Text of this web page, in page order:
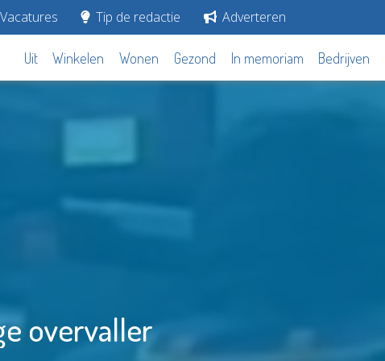
Vacatures Tip de redactie Adverteren
Uit Winkelen Wonen Gezond In memoriam Bedrijven
overvaller